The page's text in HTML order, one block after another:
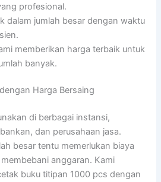
profesional.
dalam jumlah besar dengan waktu
memberikan harga terbaik untuk
banyak.
Harga Bersaing
di berbagai instansi,
dan perusahaan jasa.
besar tentu memerlukan biaya
anggaran. Kami
buku titipan 1000 pcs dengan